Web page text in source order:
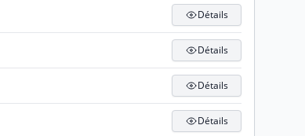
Détails
Détails
Détails
Détails